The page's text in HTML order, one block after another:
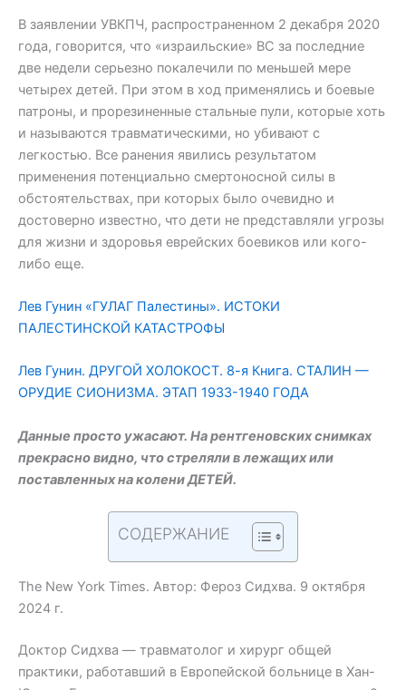
В заявлении УВКПЧ, распространенном 2 декабря 2020
года, говорится, что «израильские» ВС за последние
две недели серьезно покалечили по меньшей мере
четырех детей. При этом в ход применялись и боевые
патроны, и прорезиненные стальные пули, которые хоть
и называются травматическими, но убивают с
легкостью. Все ранения явились результатом
применения потенциально смертоносной силы в
обстоятельствах, при которых было очевидно и
достоверно известно, что дети не представляли угрозы
для жизни и здоровья еврейских боевиков или кого-
либо еще.
Лев Гунин «ГУЛАГ Палестины». ИСТОКИ
ПАЛЕСТИНСКОЙ КАТАСТРОФЫ
Лев Гунин. ДРУГОЙ ХОЛОКОСТ. 8-я Книга. СТАЛИН —
ОРУДИЕ СИОНИЗМА. ЭТАП 1933-1940 ГОДА
Данные просто ужасают. На рентгеновских снимках
прекрасно видно, что стреляли в лежащих или
поставленных на колени ДЕТЕЙ.
СОДЕРЖАНИЕ
The New York Times. Автор: Фероз Сидхва. 9 октября
2024 г.
Доктор Сидхва — травматолог и хирург общей
практики, работавший в Европейской больнице в Хан-